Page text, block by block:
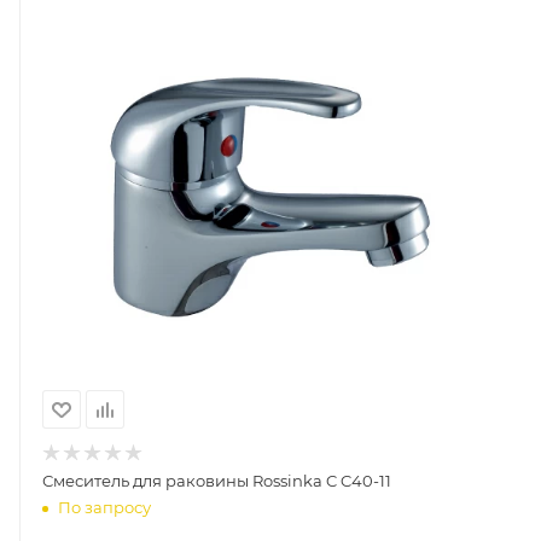
Смеситель для раковины Rossinka C C40-11
По запросу